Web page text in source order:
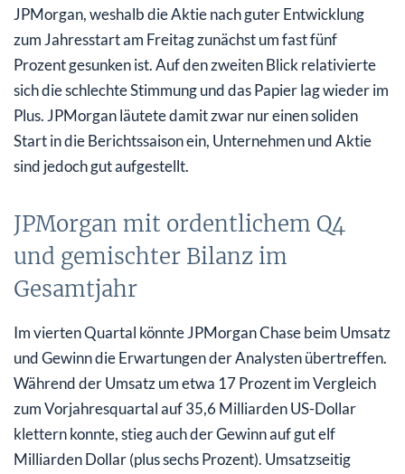
JPMorgan, weshalb die Aktie nach guter Entwicklung
zum Jahresstart am Freitag zunächst um fast fünf
Prozent gesunken ist. Auf den zweiten Blick relativierte
sich die schlechte Stimmung und das Papier lag wieder im
Plus. JPMorgan läutete damit zwar nur einen soliden
Start in die Berichtssaison ein, Unternehmen und Aktie
sind jedoch gut aufgestellt.
JPMorgan mit ordentlichem Q4
und gemischter Bilanz im
Gesamtjahr
Im vierten Quartal könnte JPMorgan Chase beim Umsatz
und Gewinn die Erwartungen der Analysten übertreffen.
Während der Umsatz um etwa 17 Prozent im Vergleich
zum Vorjahresquartal auf 35,6 Milliarden US-Dollar
klettern konnte, stieg auch der Gewinn auf gut elf
Milliarden Dollar (plus sechs Prozent). Umsatzseitig